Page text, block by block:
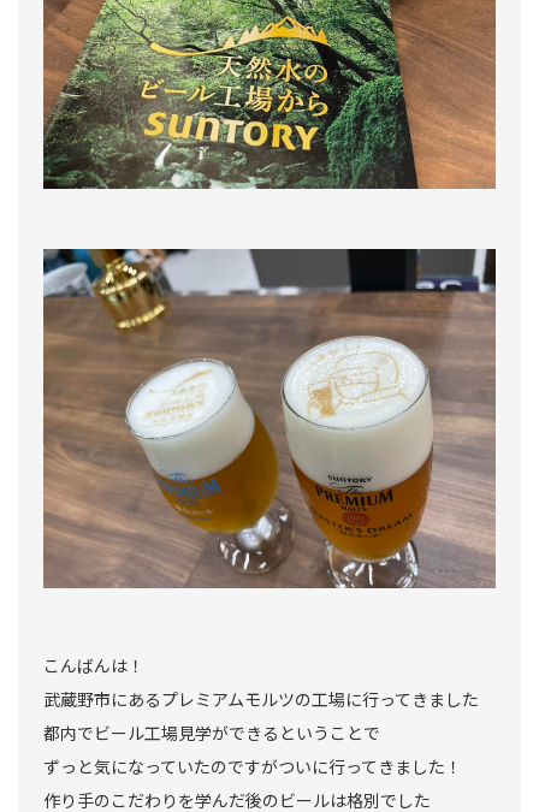
こんばんは！
武蔵野市にあるプレミアムモルツの工場に行ってきました
都内でビール工場見学ができるということで
ずっと気になっていたのですがついに行ってきました！
作り手のこだわりを学んだ後のビールは格別でした